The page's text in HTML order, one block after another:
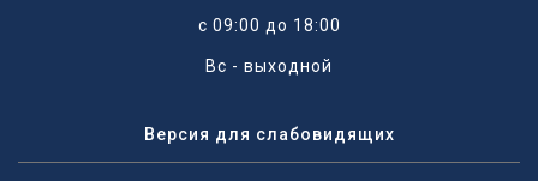
с 09:00 до 18:00
Вс - выходной
Версия для слабовидящих